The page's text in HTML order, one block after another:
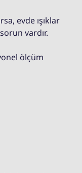
evde ışıklar
vardır.
ölçüm